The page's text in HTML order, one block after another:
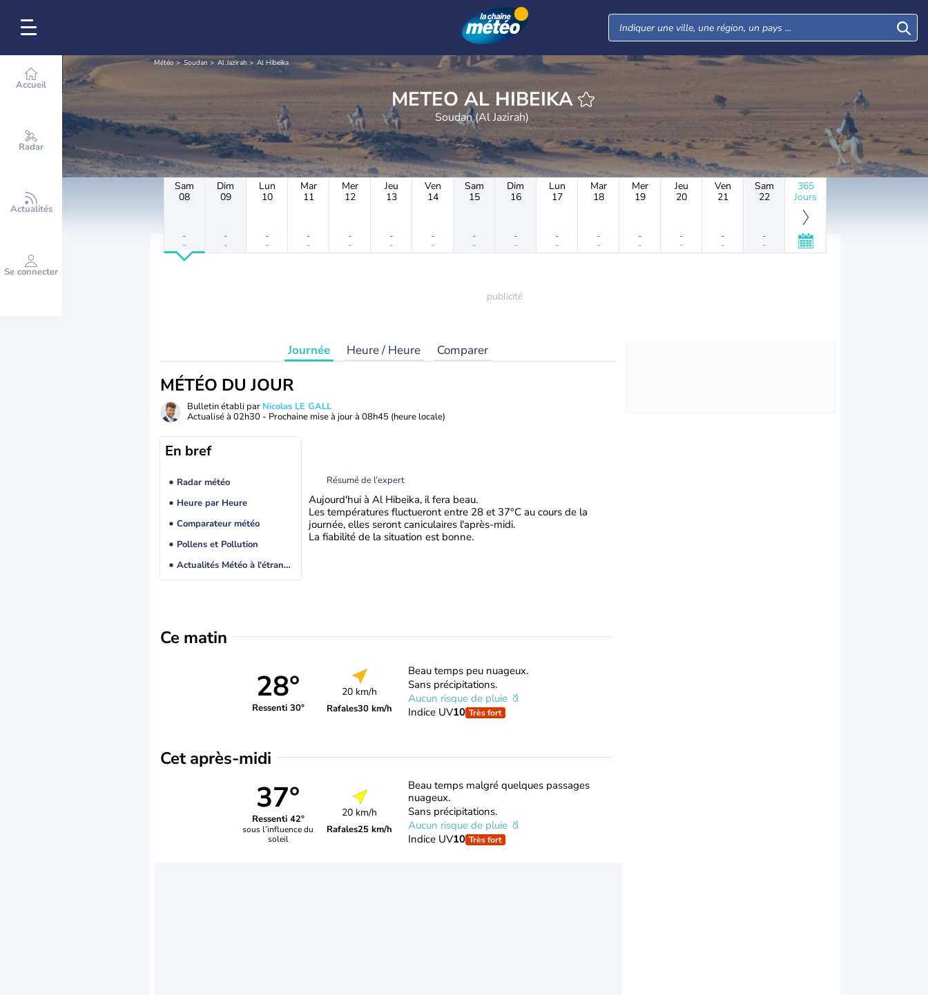
Accueil
Radar
Actualités
Se connecter
Météo Soudan Al Jazirah Al Hibeika
METEO AL HIBEIKA
Soudan (Al Jazirah)
Sam
08
-
-
Dim
09
-
-
Lun
10
-
-
Mar
11
-
-
Mer
12
-
-
Jeu
13
-
-
Ven
14
-
-
Sam
15
-
-
Dim
16
-
-
Lun
17
-
-
Mar
18
-
-
Mer
19
-
-
Jeu
20
-
-
Ven
21
-
-
Sam
22
-
-
365
Jours
Journée Heure / Heure Comparer
MÉTÉO DU JOUR
Bulletin établi par Nicolas LE GALL
Actualisé à 02h30 - Prochaine mise à jour à 08h45 (heure locale)
En bref
Radar météo
Heure par Heure
Comparateur météo
Pollens et Pollution
Actualités Météo à l'étranger
Résumé de l’expert
Aujourd'hui à Al Hibeika, il fera beau.
Les températures fluctueront entre 28 et 37°C au cours de la
journée, elles seront caniculaires l'après-midi.
La fiabilité de la situation est bonne.
Ce matin
28°
Ressenti 30°
20 km/h
Rafales30 km/h
Beau temps peu nuageux.
Sans précipitations.
Aucun risque de pluie
Indice UV10 Très fort
Cet après-midi
37°
Ressenti 42°
sous l’influence du
soleil
20 km/h
Rafales25 km/h
Beau temps malgré quelques passages
nuageux.
Sans précipitations.
Aucun risque de pluie
Indice UV10 Très fort